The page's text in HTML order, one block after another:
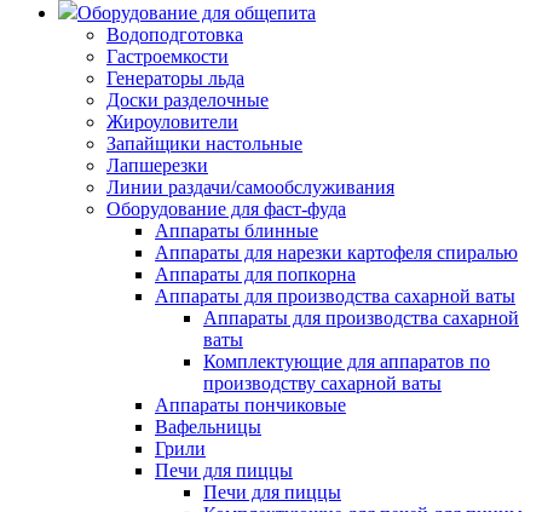
Оборудование для общепита
Водоподготовка
Гастроемкости
Генераторы льда
Доски разделочные
Жироуловители
Запайщики настольные
Лапшерезки
Линии раздачи/самообслуживания
Оборудование для фаст-фуда
Аппараты блинные
Аппараты для нарезки картофеля спиралью
Аппараты для попкорна
Аппараты для производства сахарной ваты
Аппараты для производства сахарной
ваты
Комплектующие для аппаратов по
производству сахарной ваты
Аппараты пончиковые
Вафельницы
Грили
Печи для пиццы
Печи для пиццы